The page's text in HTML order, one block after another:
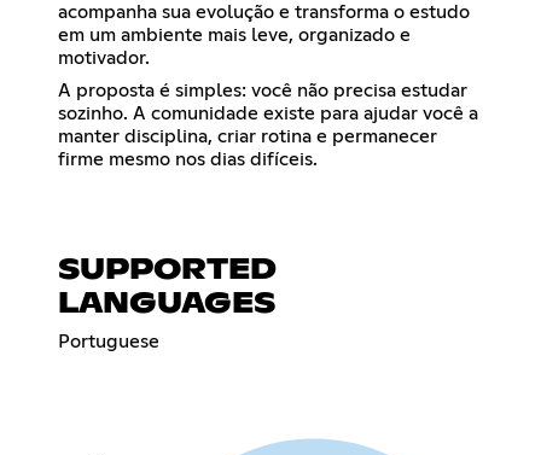
acompanha sua evolução e transforma o estudo
em um ambiente mais leve, organizado e
motivador.
A proposta é simples: você não precisa estudar
sozinho. A comunidade existe para ajudar você a
manter disciplina, criar rotina e permanecer
firme mesmo nos dias difíceis.
SUPPORTED
LANGUAGES
Portuguese